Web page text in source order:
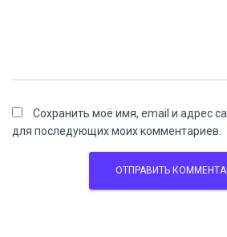
Сохранить моё имя, email и адрес
для последующих моих комментариев.